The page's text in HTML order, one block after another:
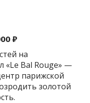
₽
на
«Le Bal Rouge» —
парижской
золотой